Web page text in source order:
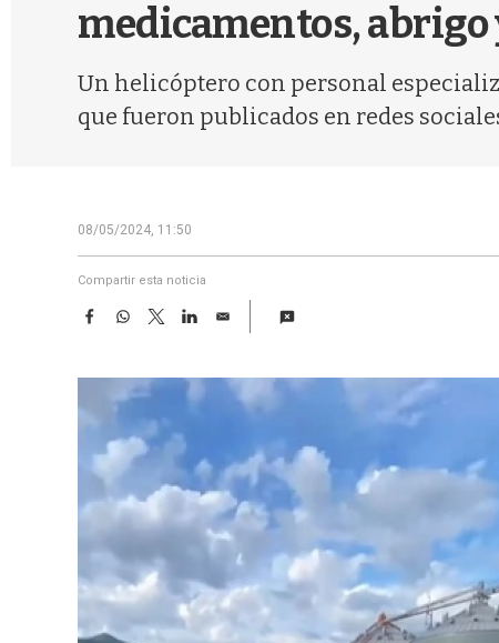
medicamentos,
Un helicóptero con personal
que fueron publicados en redes
08/05/2024, 11:50
Compartir esta noticia
F
e
W
t
s
p
p
T
w
t
r
L
k
e
n
E
i